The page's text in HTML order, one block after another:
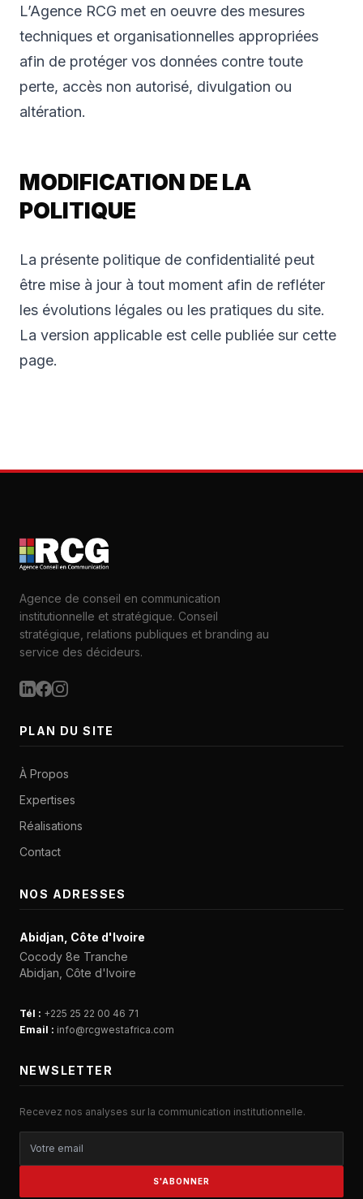
L’Agence RCG met en oeuvre des mesures
techniques et organisationnelles appropriées
afin de protéger vos données contre toute
perte, accès non autorisé, divulgation ou
altération.
MODIFICATION DE LA
POLITIQUE
La présente politique de confidentialité peut
être mise à jour à tout moment afin de refléter
les évolutions légales ou les pratiques du site.
La version applicable est celle publiée sur cette
page.
Agence de conseil en communication
institutionnelle et stratégique. Conseil
stratégique, relations publiques et branding au
service des décideurs.
PLAN DU SITE
À Propos
Expertises
Réalisations
Contact
NOS ADRESSES
Abidjan, Côte d'Ivoire
Cocody 8e Tranche
Abidjan, Côte d'Ivoire
Tél : +225 25 22 00 46 71
Email : info@rcgwestafrica.com
NEWSLETTER
Recevez nos analyses sur la communication institutionnelle.
S'ABONNER